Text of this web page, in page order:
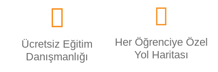
Ücretsiz Eğitim
Danışmanlığı
Her Öğrenciye Özel
Yol Haritası